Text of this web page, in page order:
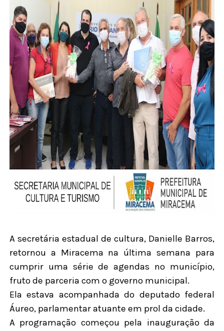
A secretária estadual de cultura, Danielle Barros,
retornou a Miracema na última semana para
cumprir uma série de agendas no município,
fruto de parceria com o governo municipal.
Ela estava acompanhada do deputado federal
Áureo, parlamentar atuante em prol da cidade.
A programação começou pela inauguração da